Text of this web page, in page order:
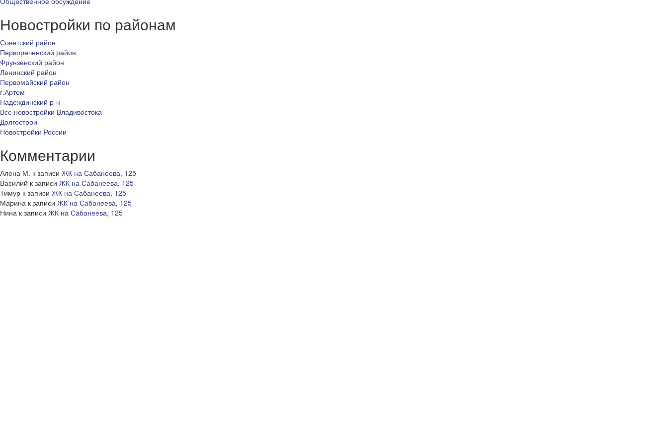
Новостройки по районам
Советский район
Первореченский район
Фрунзенский район
Ленинский район
Первомайский район
г.Артем
Надеждинский р-н
Все новостройки Владивостока
Долгострои
Новостройки России
Комментарии
Алена М. к записи ЖК на Сабанеева, 125
Василий к записи ЖК на Сабанеева, 125
Тимур к записи ЖК на Сабанеева, 125
Марина к записи ЖК на Сабанеева, 125
Нина к записи ЖК на Сабанеева, 125